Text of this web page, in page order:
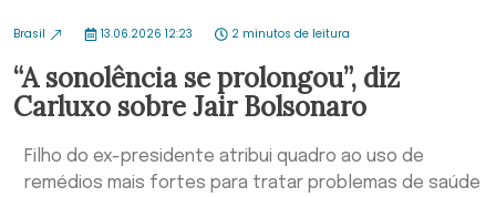
Brasil 13.06.2026 12:23 2 minutos de leitura
“A sonolência se prolongou”, diz
Carluxo sobre Jair Bolsonaro
Filho do ex-presidente atribui quadro ao uso de
remédios mais fortes para tratar problemas de saúde